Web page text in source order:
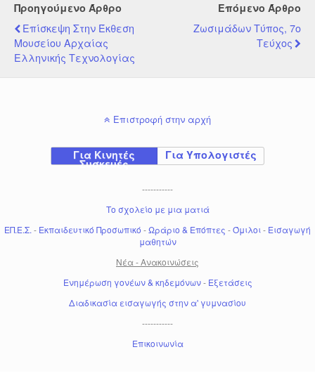
Προηγούμενο Άρθρο
Επίσκεψη Στην Έκθεση
Μουσείου Αρχαίας
Ελληνικής Τεχνολογίας
Επόμενο Άρθρο
Ζωσιμάδων Τύπος, 7ο
Τεύχος
Επιστροφή στην αρχή
Για Κινητές
Συσκευές
Για Υπολογιστές
-----------
Το σχολείο με μια ματιά
ΕΠ.Ε.Σ. - Εκπαιδευτικό Προσωπικό -Ωράριο & Επόπτες -Όμιλοι- Εισαγωγή
μαθητών
Νέα - Ανακοινώσεις
Ενημέρωση γονέων & κηδεμόνων- Εξετάσεις
Διαδικασία εισαγωγής στην α' γυμνασίου
-----------
Επικοινωνία